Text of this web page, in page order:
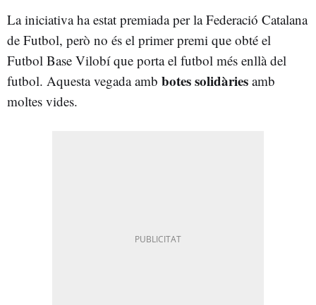
La iniciativa ha estat premiada per la Federació Catalana
de Futbol, però no és el primer premi que obté el
Futbol Base Vilobí que porta el futbol més enllà del
futbol. Aquesta vegada amb botes solidàries amb
moltes vides.